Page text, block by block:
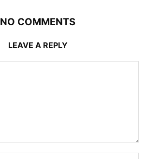
NO COMMENTS
LEAVE A REPLY